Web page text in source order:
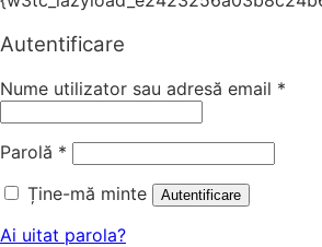
Autentificare
Nume utilizator sau adresă email *
Parolă *
Ține-mă minte
Autentificare
Ai uitat parola?